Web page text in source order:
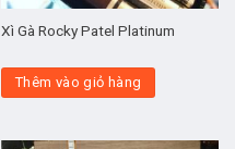
Xì Gà Rocky Patel Platinum
Thêm vào giỏ hàng